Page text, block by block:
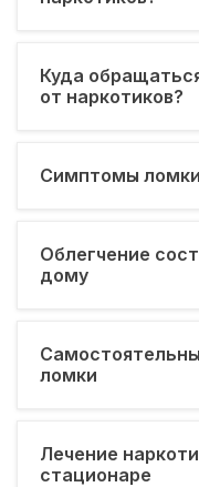
Куда
от наркотиков?
Симптомы ломки
Облегчение
дому
ломки
Лечение
стационаре